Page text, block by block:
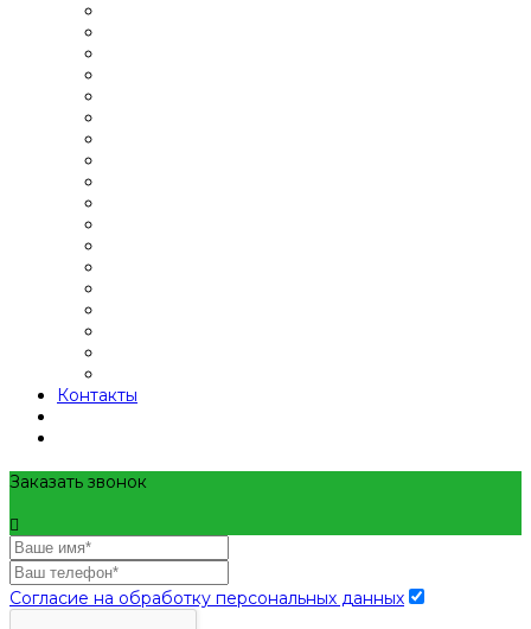
Контакты
Заказать звонок
Согласие на обработку персональных данных